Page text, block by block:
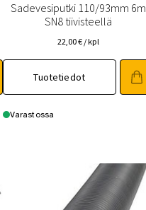
Sadevesiputki 110/93mm 6m
SN8 tiivisteellä
22,00€ / kpl
Tuotetiedot
Varastossa